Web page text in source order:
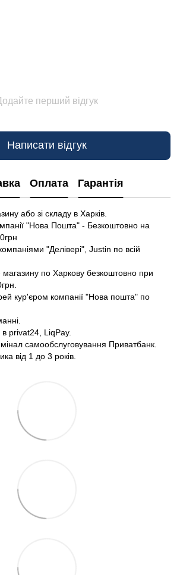
перший відгук
Написати відгук
Оплата Гарантія
або зі складу в Харків.
"Нова Пошта" - Безкоштовно на
"Делівері", Justin по всій
по Харкову безкоштовно при
кур'єром компанії "Нова пошта" по
privat24, LiqPay.
самообслуговування Приватбанк.
від 1 до 3 років.